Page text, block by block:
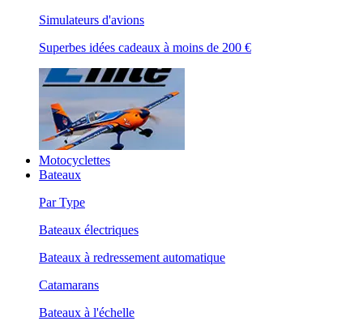
Simulateurs d'avions
Superbes idées cadeaux à moins de 200 €
Motocyclettes
Bateaux
Par Type
Bateaux électriques
Bateaux à redressement automatique
Catamarans
Bateaux à l'échelle